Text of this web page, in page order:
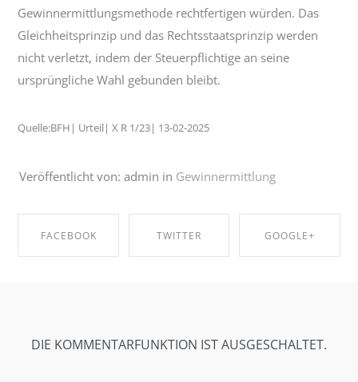
Gewinnermittlungsmethode rechtfertigen würden. Das
Gleichheitsprinzip und das Rechtsstaatsprinzip werden
nicht verletzt, indem der Steuerpflichtige an seine
ursprüngliche Wahl gebunden bleibt.
Quelle:BFH| Urteil| X R 1/23| 13-02-2025
Veröffentlicht von: admin in Gewinnermittlung
FACEBOOK TWITTER GOOGLE+
DIE KOMMENTARFUNKTION IST AUSGESCHALTET.